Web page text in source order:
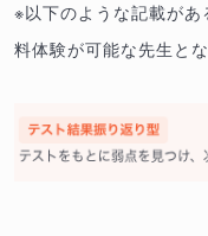
※以下のような記載が
料体験が可能な先生とな